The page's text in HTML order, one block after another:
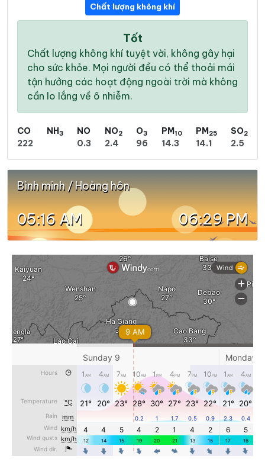
Chất lượng không khí
Tốt
Chất lượng không khí tuyệt vời, không gây hại
cho sức khỏe. Mọi người đều có thể thoải mái
tận hưởng các hoạt động ngoài trời mà không
cần lo lắng về ô nhiễm.
CO
222
NH3
NO
0.3
NO2
2.4
O3
96
PM10
14.3
PM25
14.1
SO2
2.5
Bình minh / Hoàng hôn
05:16 AM 06:29 PM